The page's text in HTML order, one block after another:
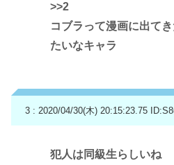
>>2
コブラって漫画に出て
たいなキャラ
3 : 2020/04/30(木) 20:15:23.75
犯人は同級生らしいね